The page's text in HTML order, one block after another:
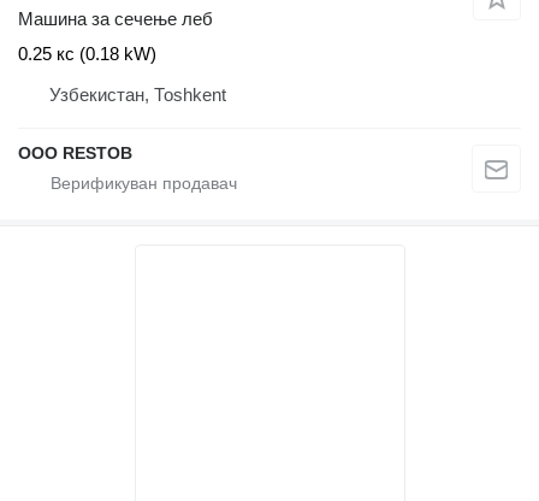
Машина за сечење леб
0.25 кс (0.18 kW)
Узбекистан, Тоshkent
OOO RESTOB